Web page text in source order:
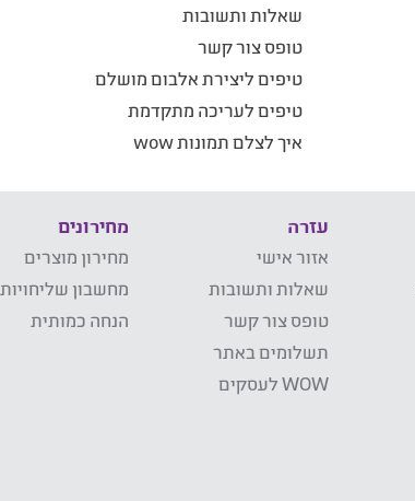
שאלות ותשובות
טופס צור קשר
טיפים ליצירת אלבום מושלם
טיפים לעריכה מתקדמת
איך לצלם תמונות wow
עזרה
אזור אישי
שאלות ותשובות
טופס צור קשר
תשלומים באתר
WOW לעסקים
מחירונים
מחירון מוצרים
מחשבון שליחויות
הנחה כמותית